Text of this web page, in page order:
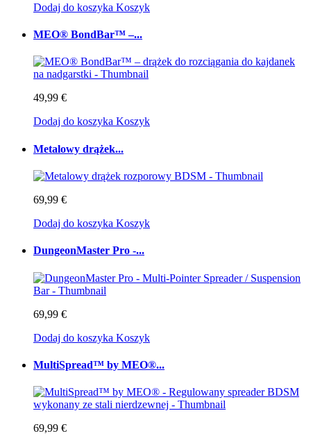
Dodaj do koszyka Koszyk
MEO® BondBar™ –...
49,99 €
Dodaj do koszyka Koszyk
Metalowy drążek...
69,99 €
Dodaj do koszyka Koszyk
DungeonMaster Pro -...
69,99 €
Dodaj do koszyka Koszyk
MultiSpread™ by MEO®...
69,99 €